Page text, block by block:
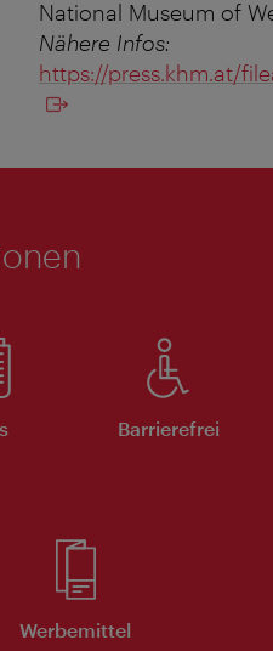
National Museum of
Nähere Infos:
https://press.khm.at/
Barrierefrei
Werbemittel